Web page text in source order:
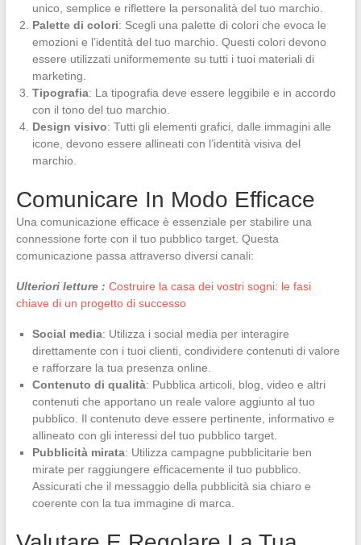
unico, semplice e riflettere la personalità del tuo marchio.
Palette di colori: Scegli una palette di colori che evoca le
emozioni e l’identità del tuo marchio. Questi colori devono
essere utilizzati uniformemente su tutti i tuoi materiali di
marketing.
Tipografia: La tipografia deve essere leggibile e in accordo
con il tono del tuo marchio.
Design visivo: Tutti gli elementi grafici, dalle immagini alle
icone, devono essere allineati con l’identità visiva del
marchio.
Comunicare In Modo Efficace
Una comunicazione efficace è essenziale per stabilire una
connessione forte con il tuo pubblico target. Questa
comunicazione passa attraverso diversi canali:
Ulteriori letture : Costruire la casa dei vostri sogni: le fasi
chiave di un progetto di successo
Social media: Utilizza i social media per interagire
direttamente con i tuoi clienti, condividere contenuti di valore
e rafforzare la tua presenza online.
Contenuto di qualità: Pubblica articoli, blog, video e altri
contenuti che apportano un reale valore aggiunto al tuo
pubblico. Il contenuto deve essere pertinente, informativo e
allineato con gli interessi del tuo pubblico target.
Pubblicità mirata: Utilizza campagne pubblicitarie ben
mirate per raggiungere efficacemente il tuo pubblico.
Assicurati che il messaggio della pubblicità sia chiaro e
coerente con la tua immagine di marca.